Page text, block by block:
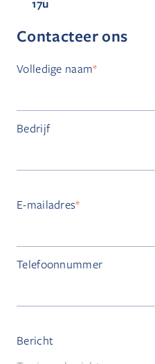
Contacteer ons
Volledige naam*
Bedrijf
E-mailadres*
Telefoonnummer
Bericht